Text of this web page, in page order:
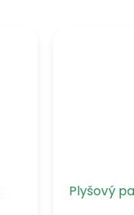
Plyšový